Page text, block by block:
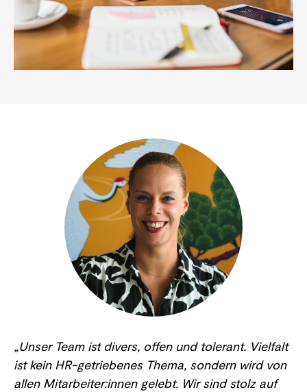
„Unser Team ist divers, offen und tolerant. Vielfalt
ist kein HR-getriebenes Thema, sondern wird von
allen Mitarbeiter:innen gelebt. Wir sind stolz auf